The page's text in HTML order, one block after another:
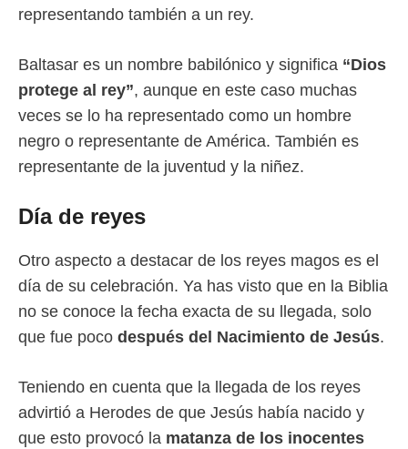
representando también a un rey.
Baltasar es un nombre babilónico y significa “Dios
protege al rey”, aunque en este caso muchas
veces se lo ha representado como un hombre
negro o representante de América. También es
representante de la juventud y la niñez.
Día de reyes
Otro aspecto a destacar de los reyes magos es el
día de su celebración. Ya has visto que en la Biblia
no se conoce la fecha exacta de su llegada, solo
que fue poco después del Nacimiento de Jesús.
Teniendo en cuenta que la llegada de los reyes
advirtió a Herodes de que Jesús había nacido y
que esto provocó la matanza de los inocentes